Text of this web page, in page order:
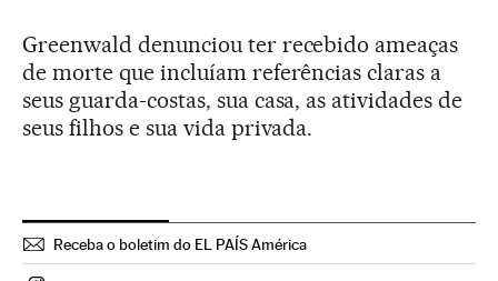
Greenwald denunciou ter recebido ameaças
de morte que incluíam referências claras a
seus guarda-costas, sua casa, as atividades de
seus filhos e sua vida privada.
Receba o boletim do EL PAÍS América